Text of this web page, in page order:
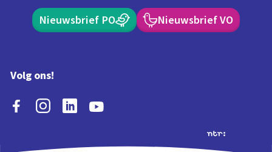
Nieuwsbrief PO Nieuwsbrief VO
Volg ons!